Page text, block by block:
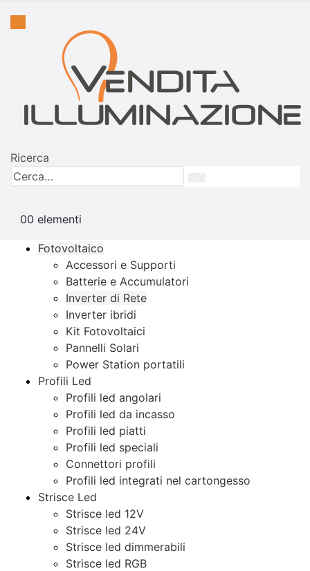
Ricerca
00 elementi
Fotovoltaico
Accessori e Supporti
Batterie e Accumulatori
Inverter di Rete
Inverter ibridi
Kit Fotovoltaici
Pannelli Solari
Power Station portatili
Profili Led
Profili led angolari
Profili led da incasso
Profili led piatti
Profili led speciali
Connettori profili
Profili led integrati nel cartongesso
Strisce Led
Strisce led 12V
Strisce led 24V
Strisce led dimmerabili
Strisce led RGB